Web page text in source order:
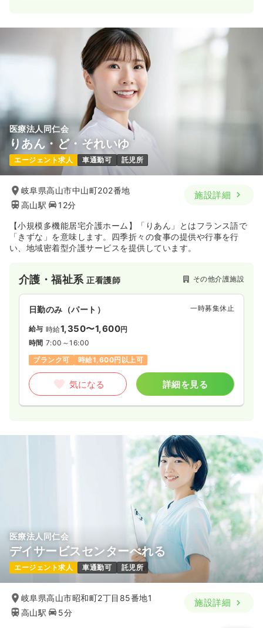
医療法人同仁会
りあん・ど・それいゆ
エージェント求人 車通勤可 託児所
岐阜県高山市中山町202番地
高山駅
12分
施設詳細
【小規模多機能居宅介護ホーム】「りあん」とはフランス語で
「きずな」を意味します。四季折々の食事の提供や行事を行
い、地域密着型介護サービスを提供しています。
介護・福祉系正看護師 その他介護施設
日勤のみ（パート） 一時募集休止
給与 時給1,350〜1,600円
時間 7:00～16:00
ブランク可
時給1,600円以上可
気になる 詳細を見る
医療法人同仁会
デイサービスセンターべれる
エージェント求人 車通勤可 託児所
岐阜県高山市昭和町2丁目85番地1
高山駅
5分
施設詳細